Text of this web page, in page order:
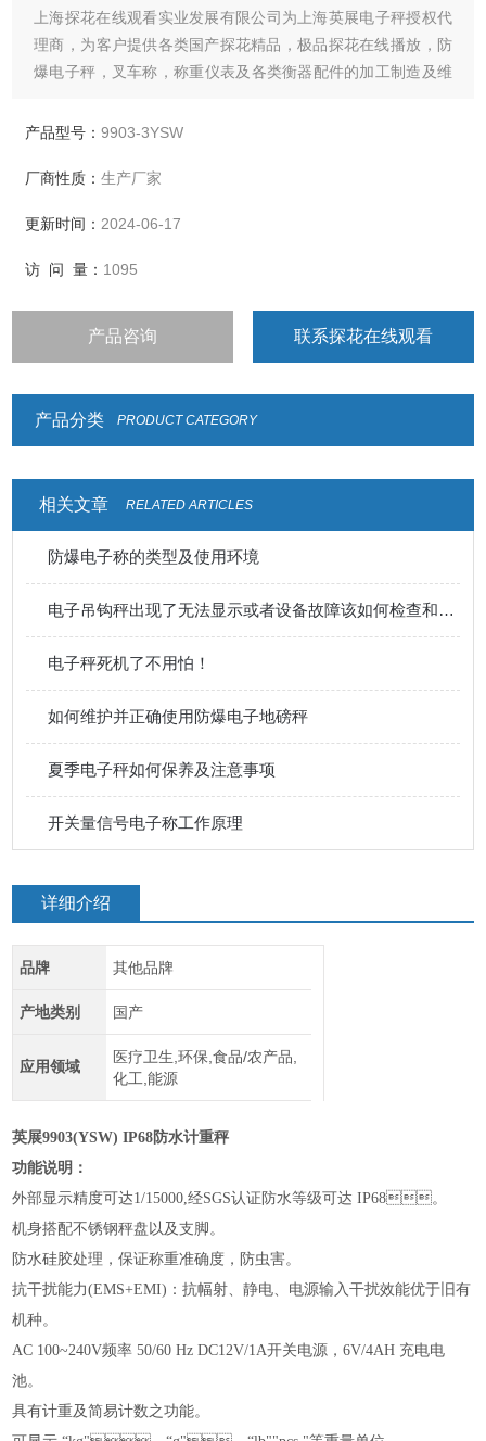
上海探花在线观看实业发展有限公司为上海英展电子秤授权代
理商，为客户提供各类国产探花精品，极品探花在线播放，防
爆电子秤，叉车称，称重仪表及各类衡器配件的加工制造及维
产品型号：9903-3YSW
厂商性质：生产厂家
更新时间： 2024-06-17
访 问 量： 1095
产品咨询 联系探花在线观看
产品分类 PRODUCT CATEGORY
相关文章 RELATED ARTICLES
防爆电子称的类型及使用环境
电子吊钩秤出现了无法显示或者设备故障该如何检查和排除呢
电子秤死机了不用怕！
如何维护并正确使用防爆电子地磅秤
夏季电子秤如何保养及注意事项
开关量信号电子称工作原理
详细介绍
品牌 其他品牌
产地类别 国产
应用领域
医疗卫生,环保,食品/农产品,
化工,能源
英展9903(YSW) IP68防水计重秤
功能说明：
外部显示精度可达1/15000,经SGS认证防水等级可达 IP68。
机身搭配不锈钢秤盘以及支脚。
防水硅胶处理，保证称重准确度，防虫害。
抗干扰能力(EMS+EMI)：抗幅射、静电、电源输入干扰效能优于旧有
机种。
AC 100~240V频率 50/60 Hz DC12V/1A开关电源，6V/4AH 充电电
池。
具有计重及简易计数之功能。